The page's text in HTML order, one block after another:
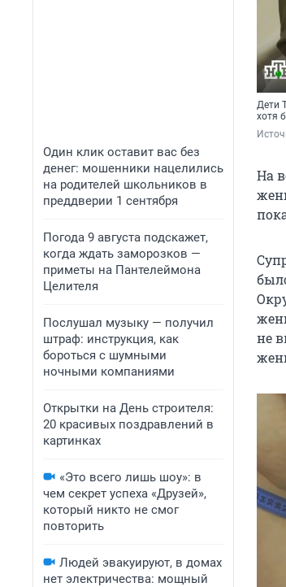
Один клик оставит вас без
денег: мошенники нацелились
на родителей школьников в
преддверии 1 сентября
Погода 9 августа подскажет,
когда ждать заморозков —
приметы на Пантелеймона
Целителя
Послушал музыку — получил
штраф: инструкция, как
бороться с шумными
ночными компаниями
Открытки на День строителя:
20 красивых поздравлений в
картинках
«Это всего лишь шоу»: в
чем секрет успеха «Друзей»,
который никто не смог
повторить
Людей эвакуируют, в домах
нет электричества: мощный
Дети
хотя
На
не